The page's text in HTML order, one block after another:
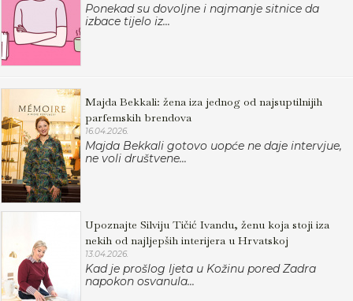
Ponekad su dovoljne i najmanje sitnice da
izbace tijelo iz...
Majda Bekkali: žena iza jednog od najsuptilnijih
parfemskih brendova
16.04.2026.
Majda Bekkali gotovo uopće ne daje intervjue,
ne voli društvene...
Upoznajte Silviju Tičić Ivandu, ženu koja stoji iza
nekih od najljepših interijera u Hrvatskoj
13.04.2026.
Kad je prošlog ljeta u Kožinu pored Zadra
napokon osvanula...